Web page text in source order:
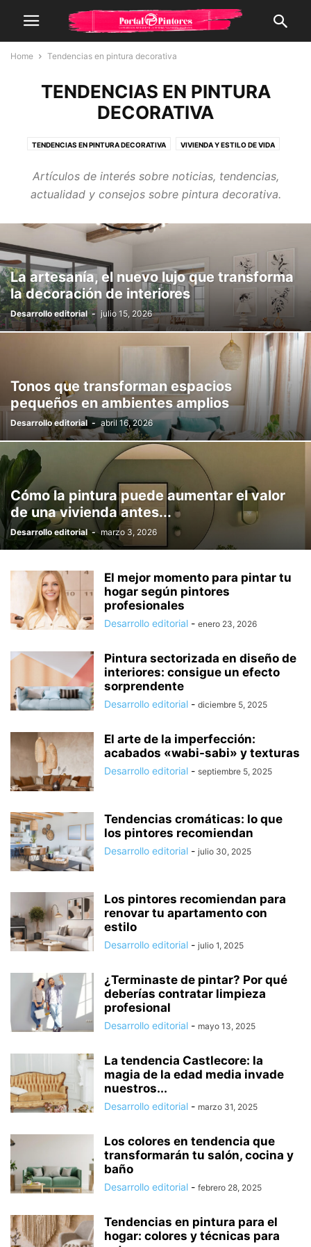
Home Tendencias en pintura decorativa
TENDENCIAS EN PINTURA
DECORATIVA
TENDENCIAS EN PINTURA DECORATIVA VIVIENDA Y ESTILO DE VIDA
Artículos de interés sobre noticias, tendencias,
actualidad y consejos sobre pintura decorativa.
La artesanía, el nuevo lujo que transforma
la decoración de interiores
Desarrollo editorial - julio 15, 2026
Tonos que transforman espacios
pequeños en ambientes amplios
Desarrollo editorial - abril 16, 2026
Cómo la pintura puede aumentar el valor
de una vivienda antes...
Desarrollo editorial - marzo 3, 2026
El mejor momento para pintar tu
hogar según pintores
profesionales
Desarrollo editorial - enero 23, 2026
Pintura sectorizada en diseño de
interiores: consigue un efecto
sorprendente
Desarrollo editorial - diciembre 5, 2025
El arte de la imperfección:
acabados «wabi-sabi» y texturas
Desarrollo editorial - septiembre 5, 2025
Tendencias cromáticas: lo que
los pintores recomiendan
Desarrollo editorial - julio 30, 2025
Los pintores recomiendan para
renovar tu apartamento con
estilo
Desarrollo editorial - julio 1, 2025
¿Terminaste de pintar? Por qué
deberías contratar limpieza
profesional
Desarrollo editorial - mayo 13, 2025
La tendencia Castlecore: la
magia de la edad media invade
nuestros...
Desarrollo editorial - marzo 31, 2025
Los colores en tendencia que
transformarán tu salón, cocina y
baño
Desarrollo editorial - febrero 28, 2025
Tendencias en pintura para el
hogar: colores y técnicas para